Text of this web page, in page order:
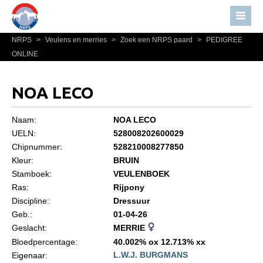
Home
Nieuws
Bestuur NRPS
Informatie
Statuten en reglementen
Algemeen
Paardenpaspoort aanvragen
NRPS > Veulens en merries > Zoek een NRPS paard >
PEDIGREE
ONLINE
NOA LECO
Naam:
NOA LECO
UELN:
528008202600029
Chipnummer:
528210008277850
Kleur:
BRUIN
Stamboek:
VEULENBOEK
Ras:
Rijpony
Discipline:
Dressuur
Geb.:
01-04-26
Geslacht:
MERRIE
Bloedpercentage:
40.002% ox 12.713% xx
Eigenaar:
L.W.J. BURGMANS